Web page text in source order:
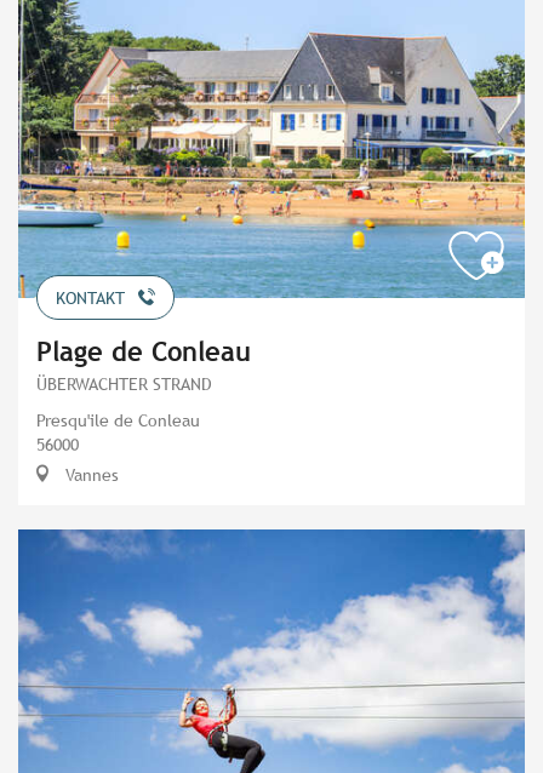
KONTAKT
Plage de Conleau
ÜBERWACHTER STRAND
Presqu'ile de Conleau
56000
Vannes